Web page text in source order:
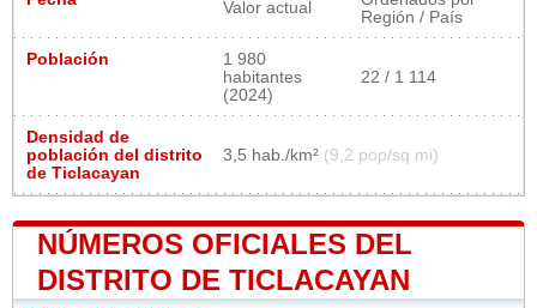
Valor actual
Región / País
Población
1 980
habitantes
(2024)
22 / 1 114
Densidad de
población del distrito
de Ticlacayan
3,5 hab./km² (9,2 pop/sq mi)
NÚMEROS OFICIALES DEL
DISTRITO DE TICLACAYAN